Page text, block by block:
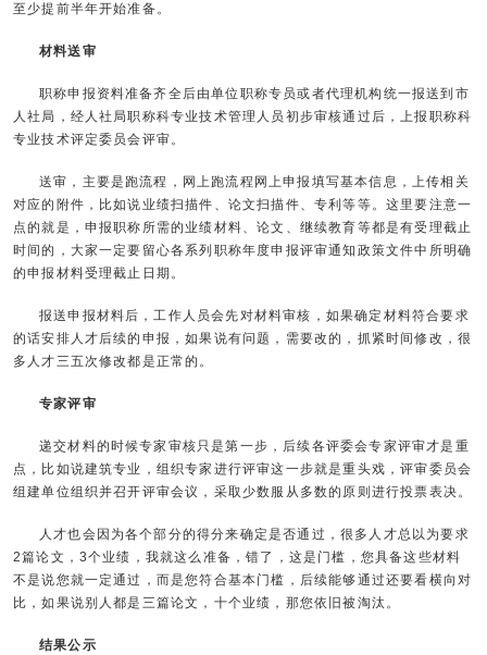
至少提前半年开始准备。
材料送审
职称申报资料准备齐全后由单位职称专员或者代理机构统一报送到市
人社局，经人社局职称科专业技术管理人员初步审核通过后，上报职称科
专业技术评定委员会评审。
送审，主要是跑流程，网上跑流程网上申报填写基本信息，上传相关
对应的附件，比如说业绩扫描件、论文扫描件、专利等等。这里要注意一
点的就是，申报职称所需的业绩材料、论文、继续教育等都是有受理截止
时间的，大家一定要留心各系列职称年度申报评审通知政策文件中所明确
的申报材料受理截止日期。
报送申报材料后，工作人员会先对材料审核，如果确定材料符合要求
的话安排人才后续的申报，如果说有问题，需要改的，抓紧时间修改，很
多人才三五次修改都是正常的。
专家评审
递交材料的时候专家审核只是第一步，后续各评委会专家评审才是重
点，比如说建筑专业，组织专家进行评审这一步就是重头戏，评审委员会
组建单位组织并召开评审会议，采取少数服从多数的原则进行投票表决。
人才也会因为各个部分的得分来确定是否通过，很多人才总以为要求
2篇论文，3个业绩，我就这么准备，错了，这是门槛，您具备这些材料
不是说您就一定通过，而是您符合基本门槛，后续能够通过还要看横向对
比，如果说别人都是三篇论文，十个业绩，那您依旧被淘汰。
结果公示